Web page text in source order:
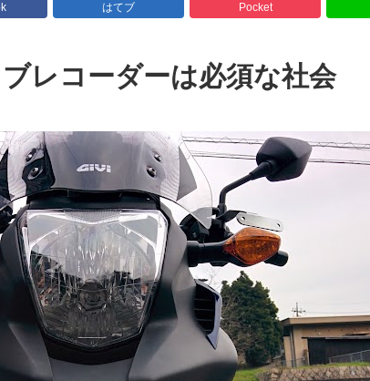
はてブ Pocket
レコーダーは必須な社会